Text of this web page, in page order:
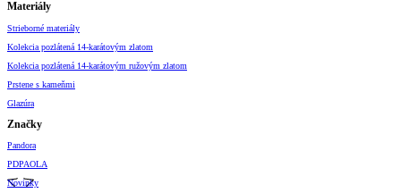
Materiály
Strieborné materiály
Kolekcia pozlátená 14-karátovým zlatom
Kolekcia pozlátená 14-karátovým ružovým zlatom
Prstene s kameňmi
Glazúra
Značky
Pandora
PDPAOLA
Novinky